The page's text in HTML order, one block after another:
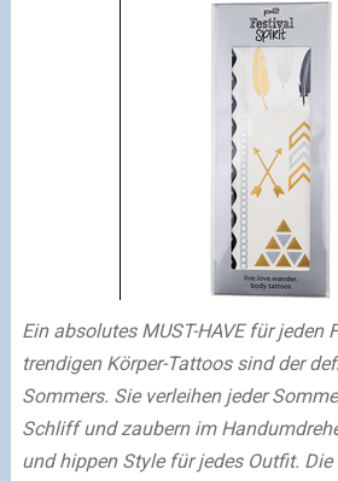
Ein absolutes MUST-HAVE für jeden
trendigen Körper-Tattoos sind der
Sommers. Sie verleihen jeder
Schliff und zaubern im
und hippen Style für jedes Outfit.